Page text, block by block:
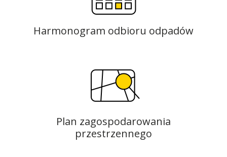
Harmonogram odbioru odpadów
Plan zagospodarowania
przestrzennego